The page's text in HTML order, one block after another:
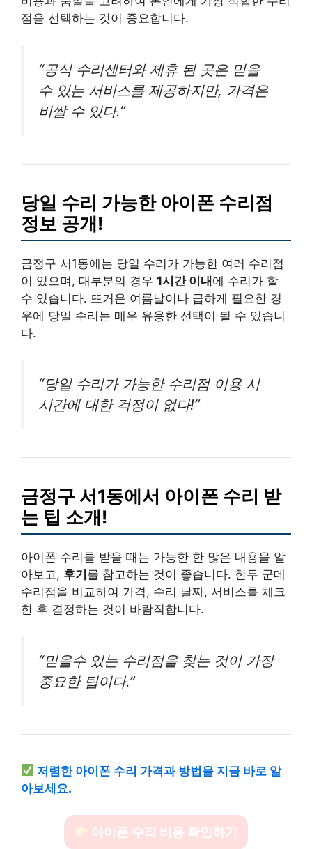
점을 선택하는 것이 중요합니다.
“공식 수리센터와 제휴 된 곳은 믿을
수 있는 서비스를 제공하지만, 가격은
비쌀 수 있다.”
당일 수리 가능한 아이폰 수리점
정보 공개!
금정구 서1동에는 당일 수리가 가능한 여러 수리점
이 있으며, 대부분의 경우 1시간 이내에 수리가 할
수 있습니다. 뜨거운 여름날이나 급하게 필요한 경
우에 당일 수리는 매우 유용한 선택이 될 수 있습니
다.
“당일 수리가 가능한 수리점 이용 시
시간에 대한 걱정이 없다!”
금정구 서1동에서 아이폰 수리 받
는 팁 소개!
아이폰 수리를 받을 때는 가능한 한 많은 내용을 알
아보고, 후기 를 참고하는 것이 좋습니다. 한두 군데
수리점을 비교하여 가격, 수리 날짜, 서비스를 체크
한 후 결정하는 것이 바람직합니다.
“믿을수 있는 수리점을 찾는 것이 가장
중요한 팁이다.”
저렴한 아이폰 수리 가격과 방법을 지금 바로 알
아보세요.
아이폰 수리 비용 확인하기